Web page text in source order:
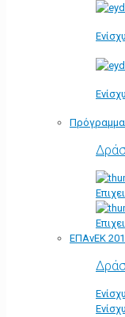
Πρόγραμμα
ΕΠΑνΕΚ